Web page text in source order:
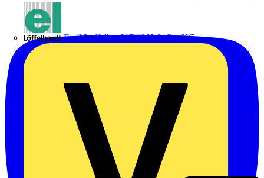
Emil Löffelhardt GmbH & Co. KG